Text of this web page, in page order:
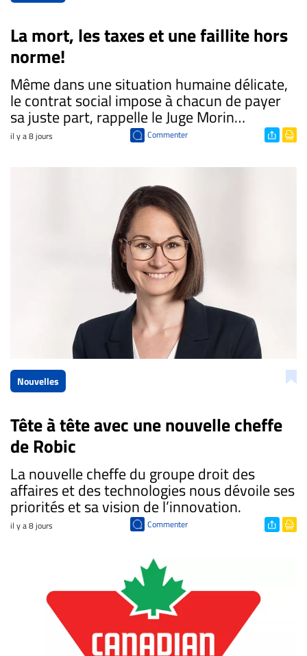
La mort, les taxes et une faillite hors
norme!
​Même dans une situation humaine délicate,
le contrat social impose à chacun de payer
sa juste part, rappelle le Juge Morin…
il y a 8 jours Commenter
Nouvelles
Tête à tête avec une nouvelle cheffe
de Robic
​La nouvelle cheffe du groupe droit des
affaires et des technologies nous dévoile ses
priorités et sa vision de l’innovation.
il y a 8 jours Commenter